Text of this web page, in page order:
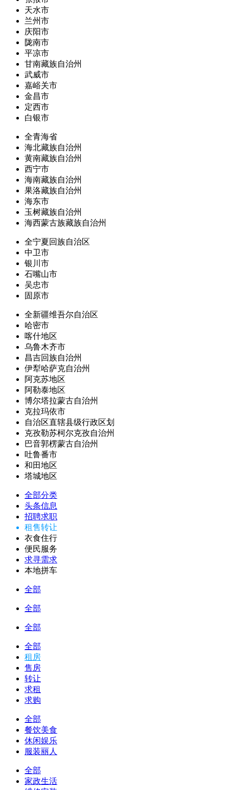
天水市
兰州市
庆阳市
陇南市
平凉市
甘南藏族自治州
武威市
嘉峪关市
金昌市
定西市
白银市
全青海省
海北藏族自治州
黄南藏族自治州
西宁市
海南藏族自治州
果洛藏族自治州
海东市
玉树藏族自治州
海西蒙古族藏族自治州
全宁夏回族自治区
中卫市
银川市
石嘴山市
吴忠市
固原市
全新疆维吾尔自治区
哈密市
喀什地区
乌鲁木齐市
昌吉回族自治州
伊犁哈萨克自治州
阿克苏地区
阿勒泰地区
博尔塔拉蒙古自治州
克拉玛依市
自治区直辖县级行政区划
克孜勒苏柯尔克孜自治州
巴音郭楞蒙古自治州
吐鲁番市
和田地区
塔城地区
全部分类
头条信息
招聘求职
租售转让
衣食住行
便民服务
求寻需求
本地拼车
全部
全部
全部
全部
租房
售房
转让
求租
求购
全部
餐饮美食
休闲娱乐
服装丽人
全部
家政生活